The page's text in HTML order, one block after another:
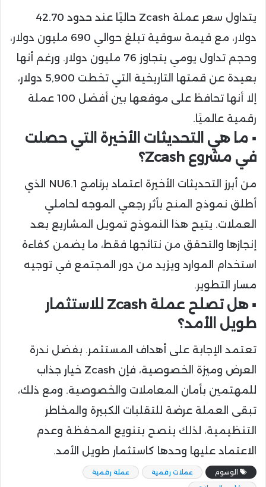
يتداول سعر عملة Zcash حاليًا عند حدود 42.70
دولار، مع قيمة سوقية تبلغ حوالي 690 مليون دولار،
وحجم تداول يومي يتجاوز 76 مليون دولار. ورغم أنها
بعيدة عن قمتها التاريخية التي تخطت 5,900 دولار،
إلا أنها تحافظ على موقعها بين أفضل 100 عملة
رقمية عالميًا.
▪️ ما هي التحديثات الأخيرة التي حصلت
في مشروع Zcash؟
من أبرز التحديثات الأخيرة اعتماد برنامج NU6.1 الذي
أطلق نموذج المنح بأثر رجعي الموجه لحاملي
العملات. يتيح هذا النموذج تمويل المشاريع بعد
إنجازها والتحقق من نتائجها فقط، ما يضمن كفاءة
استخدام الموارد ويزيد من دور المجتمع في توجيه
مسار التطوير.
▪️ هل تصلح عملة Zcash للاستثمار
طويل الأمد؟
تعتمد الإجابة على أهداف المستثمر. بفضل ندرة
العرض وميزة الخصوصية، فإن Zcash خيار جذاب
للمهتمين بأمان المعاملات والخصوصية. ومع ذلك،
تبقى العملة عرضة للتقلبات الكبيرة والمخاطر
التنظيمية، لذلك ينصح بتنويع المحفظة وعدم
الاعتماد عليها وحدها كاستثمار طويل الأمد.
الوسوم عملات رقمية
عملة رقمية